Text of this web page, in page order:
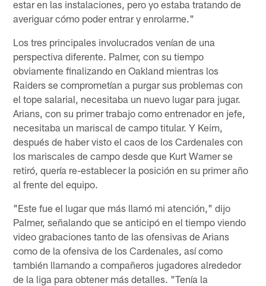
estar en las instalaciones, pero yo estaba tratando de
averiguar cómo poder entrar y enrolarme."
Los tres principales involucrados venían de una
perspectiva diferente. Palmer, con su tiempo
obviamente finalizando en Oakland mientras los
Raiders se comprometían a purgar sus problemas con
el tope salarial, necesitaba un nuevo lugar para jugar.
Arians, con su primer trabajo como entrenador en jefe,
necesitaba un mariscal de campo titular. Y Keim,
después de haber visto el caos de los Cardenales con
los mariscales de campo desde que Kurt Warner se
retiró, quería re-establecer la posición en su primer año
al frente del equipo.
"Este fue el lugar que más llamó mi atención," dijo
Palmer, señalando que se anticipó en el tiempo viendo
video grabaciones tanto de las ofensivas de Arians
como de la ofensiva de los Cardenales, así como
también llamando a compañeros jugadores alrededor
de la liga para obtener más detalles. "Tenía la